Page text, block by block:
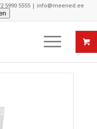
5990 5555 | info@meened.ee